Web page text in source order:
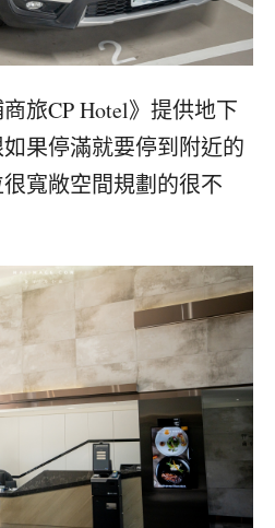
商旅CP Hotel》提供地下
果停滿就要停到附近的
寬敞空間規劃的很不